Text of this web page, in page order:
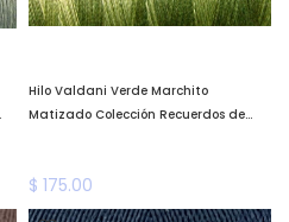
Hilo Valdani Verde Marchito
Matizado Colección Recuerdos de
$ 175.00